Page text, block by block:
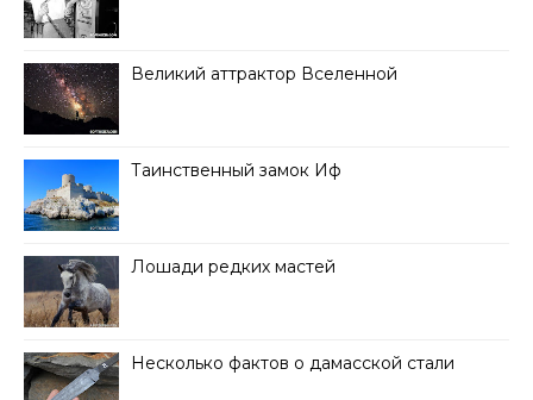
Великий аттрактор Вселенной
Таинственный замок Иф
Лошади редких мастей
Несколько фактов о дамасской стали